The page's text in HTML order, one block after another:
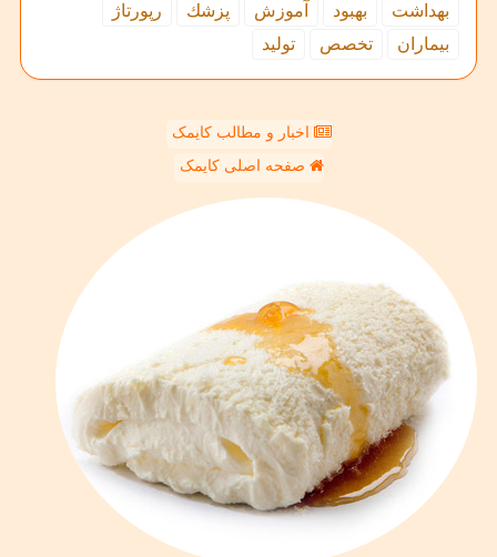
بهداشت بهبود آموزش پزشك
رپورتاژ
بیماران
تخصص تولید
اخبار و مطالب کایمک
صفحه اصلی کایمک